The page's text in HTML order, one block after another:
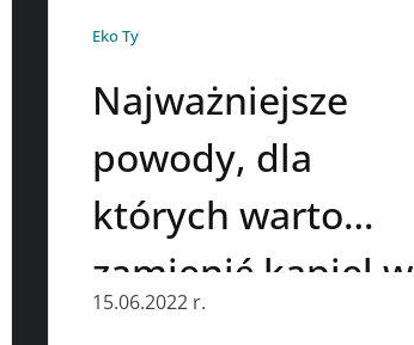
Eko Ty
Najważniejsze
powody, dla
których warto
zamienić́ kąpiel w
15.06.2022 r.